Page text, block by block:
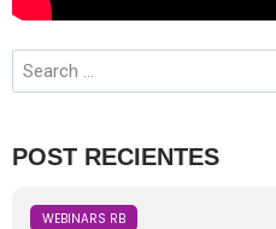
POST RECIENTES
WEBINARS RB